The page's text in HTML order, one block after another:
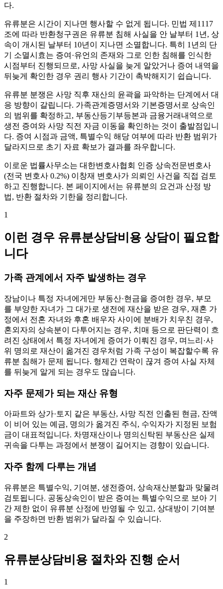
다.
유류분은 시간이 지나면 행사할 수 없게 됩니다. 민법 제1117
조에 따라 반환청구권은 유류분 침해 사실을 안 날부터 1년, 상
속이 개시된 날부터 10년이 지나면 소멸합니다. 특히 1년의 단
기 소멸시효는 증여·유언의 존재와 그로 인한 침해를 인식한
시점부터 진행되므로, 사망 사실을 늦게 알았거나 증여 내역을
뒤늦게 확인한 경우 권리 행사 기간이 촉박해지기 쉽습니다.
유류분 분쟁은 사망 직후 재산의 윤곽을 파악하는 단계에서 대
응 방향이 갈립니다. 가족관계증명서와 기본증명서로 상속인
의 범위를 확정하고, 부동산등기부등본과 금융거래내역으로
생전 증여와 사망 직전 자금 이동을 확인하는 것이 출발점입니
다. 증여 시점과 금액, 특별수익 해당 여부에 따라 반환 범위가
달라지므로 초기 자료 확보가 결과를 좌우합니다.
이로운 법률사무소는 대한변호사협회 인증 상속전문변호사
(전국 변호사 0.2%) 이창재 변호사가 의뢰인 사건을 직접 검토
하고 진행합니다. 본 페이지에서는 유류분의 요건과 산정 방
법, 반환 절차와 기한을 정리합니다.
1
이런 경우 유류분상담비용 상담이 필요합
니다
가족 관계에서 자주 발생하는 경우
장남이나 특정 자녀에게만 부동산·현금을 증여한 경우, 부모
를 부양한 자녀가 그 대가로 생전에 재산을 받은 경우, 재혼 가
정에서 전혼 자녀와 후혼 배우자 사이에 분배가 치우친 경우,
혼외자의 상속분이 다투어지는 경우, 치매 등으로 판단력이 흐
려진 상태에서 특정 자녀에게 증여가 이뤄진 경우, 며느리·사
위 명의로 재산이 옮겨진 경우처럼 가족 구성이 복잡할수록 유
류분 침해가 문제 됩니다. 형제간 연락이 끊겨 증여 사실 자체
를 뒤늦게 알게 되는 경우도 많습니다.
자주 문제가 되는 재산 유형
아파트와 상가·토지 같은 부동산, 사망 직전 인출된 현금, 잔액
이 비어 있는 예금, 명의가 옮겨진 주식, 수익자가 지정된 보험
금이 대표적입니다. 차명재산이나 명의신탁된 부동산은 실제
귀속을 다투는 과정에서 분쟁이 길어지는 경향이 있습니다.
자주 함께 다루는 개념
유류분은 특별수익, 기여분, 생전증여, 상속재산분할과 맞물려
검토됩니다. 공동상속인이 받은 증여는 특별수익으로 보아 기
간 제한 없이 유류분 산정에 반영될 수 있고, 상대방이 기여분
을 주장하면 반환 범위가 달라질 수 있습니다.
2
유류분상담비용 절차와 진행 순서
1